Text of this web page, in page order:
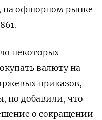
на офшорном рынке
некоторых
валюту на
приказов,
но добавили, что
о сокращении